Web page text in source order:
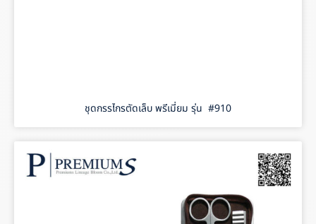
ชุดกรรไกรตัดเล็บ พรีเมี่ยม รุ่น #910